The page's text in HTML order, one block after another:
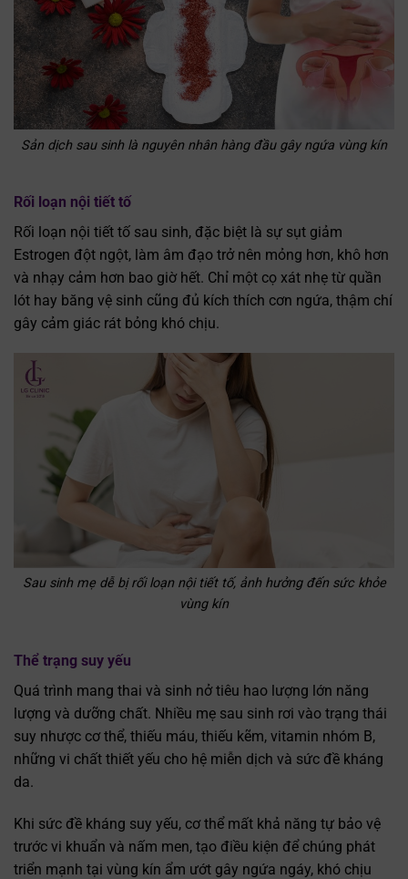
Sản dịch sau sinh là nguyên nhân hàng đầu gây ngứa vùng kín
Rối loạn nội tiết tố
Rối loạn nội tiết tố sau sinh, đặc biệt là sự sụt giảm
Estrogen đột ngột, làm âm đạo trở nên mỏng hơn, khô hơn
và nhạy cảm hơn bao giờ hết. Chỉ một cọ xát nhẹ từ quần
lót hay băng vệ sinh cũng đủ kích thích cơn ngứa, thậm chí
gây cảm giác rát bỏng khó chịu.
Sau sinh mẹ dễ bị rối loạn nội tiết tố, ảnh hưởng đến sức khỏe
vùng kín
Thể trạng suy yếu
Quá trình mang thai và sinh nở tiêu hao lượng lớn năng
lượng và dưỡng chất. Nhiều mẹ sau sinh rơi vào trạng thái
suy nhược cơ thể, thiếu máu, thiếu kẽm, vitamin nhóm B,
những vi chất thiết yếu cho hệ miễn dịch và sức đề kháng
da.
Khi sức đề kháng suy yếu, cơ thể mất khả năng tự bảo vệ
trước vi khuẩn và nấm men, tạo điều kiện để chúng phát
triển mạnh tại vùng kín ẩm ướt gây ngứa ngáy, khó chịu